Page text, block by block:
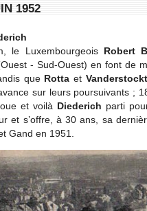
1952
le Luxembourgeois Robert
- Sud-Ouest) en font de
queRottaet Vanderstockt
sur leurs poursuivants ;
et voilà Diederich parti
et s’offre, à 30 ans, sa
Gand en 1951.